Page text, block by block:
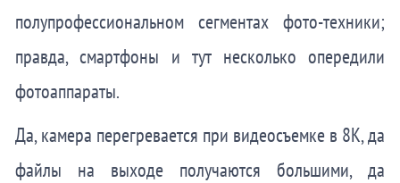
полупрофессиональном сегментах фото-техники;
правда, смартфоны и тут несколько опередили
фотоаппараты.
Да, камера перегревается при видеосъемке в 8K, да
файлы на выходе получаются большими, да